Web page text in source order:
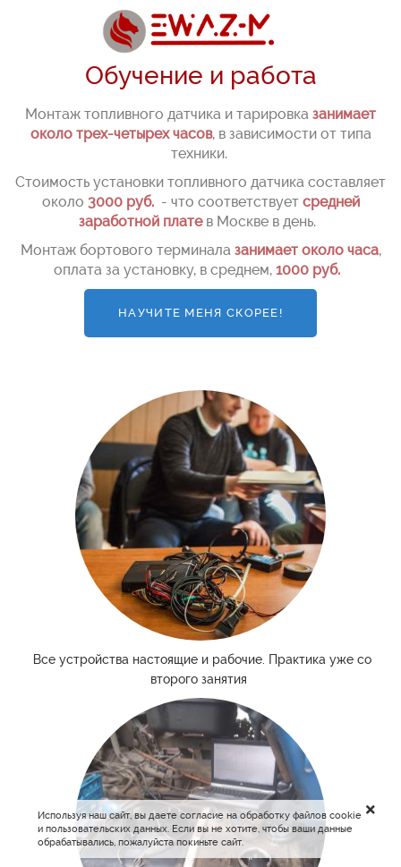
Обучение и работа
Монтаж топливного датчика и тарировка занимает
около трех-четырех часов, в зависимости от типа
техники.
Стоимость установки топливного датчика составляет
около 3000 руб. - что соответствует средней
заработной платев Москве в день.
Монтаж бортового терминала занимает около часа,
оплата за установку, в среднем, 1000 руб.
НАУЧИТЕ МЕНЯ СКОРЕЕ!
Все устройства настоящие и рабочие. Практика уже со
второго занятия
Используя наш сайт, вы даете согласие на обработку файлов cookie
и пользовательских данных. Если вы не хотите, чтобы ваши данные
обрабатывались, пожалуйста покиньте сайт.